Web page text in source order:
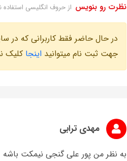
نظرت رو بنویس از حروف انگلیسی استفاده
در حال حاضر فقط کاربرانی که در
جهت ثبت نام میتوانید اینجا کلیک
مهدی ترابی
به نظر من پور علی گنجی نیمکت باشه